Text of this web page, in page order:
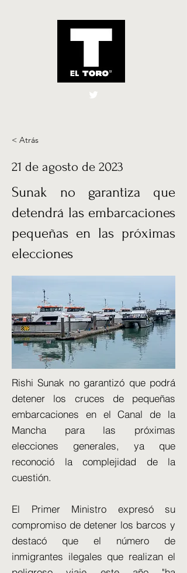
El Toro España
< Atrás
21 de agosto de 2023
Sunak no garantiza que
detendrá las embarcaciones
pequeñas en las próximas
elecciones
Rishi Sunak no garantizó que podrá
detener los cruces de pequeñas
embarcaciones en el Canal de la
Mancha para las próximas
elecciones generales, ya que
reconoció la complejidad de la
cuestión.
El Primer Ministro expresó su
compromiso de detener los barcos y
destacó que el número de
inmigrantes ilegales que realizan el